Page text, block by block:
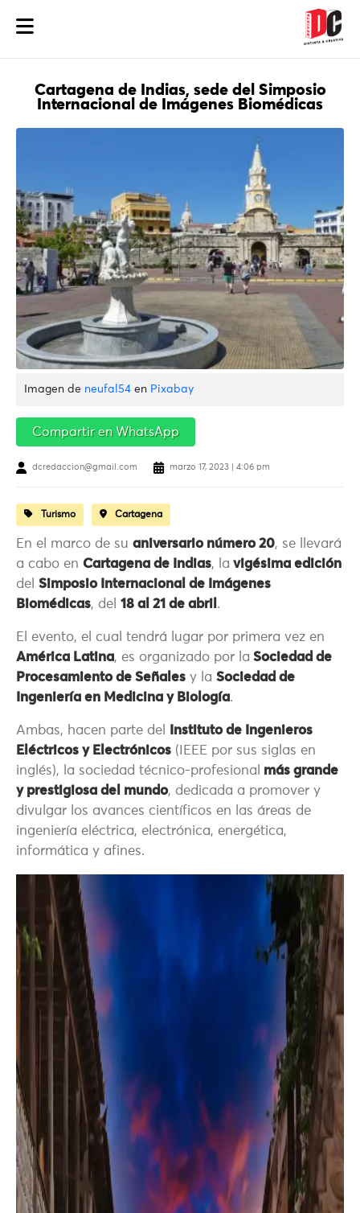
Cartagena de Indias, sede del Simposio
Internacional de Imágenes Biomédicas
Imagen de neufal54 en Pixabay
Compartir en WhatsApp
dcredaccion@gmail.com marzo 17, 2023 | 4:06 pm
Turismo Cartagena
En el marco de su aniversario número 20, se llevará
a cabo en Cartagena de Indias, la vigésima edición
del Simposio Internacional de Imágenes
Biomédicas, del 18 al 21 de abril .
El evento, el cual tendrá lugar por primera vez en
América Latina, es organizado por la Sociedad de
Procesamiento de Señales y la Sociedad de
Ingeniería en Medicina y Biología.
Ambas, hacen parte del
Instituto de Ingenieros
Eléctricos y Electrónicos (IEEE por sus siglas en
inglés), la sociedad técnico-profesional más grande
y prestigiosa del mundo, dedicada a promover y
divulgar los avances científicos en las áreas de
ingeniería eléctrica, electrónica, energética,
informática y afines.